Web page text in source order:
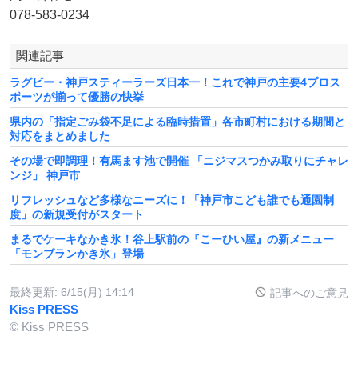
078-583-0234
関連記事
ラグビー・神戸スティーラーズ日本一！これで神戸の主要4プロス
ポーツが揃って優勝の快挙
県内の「指定ごみ袋不足による臨時措置」各市町村における期間と
対応をまとめました
その場で即調理！有馬ます池で開催 「ニジマスつかみ取りにチャレ
ンジ」 神戸市
リフレッシュなど多様なニーズに！「神戸市こども誰でも通園制
度」の新規受付がスタート
まるでケーキなかき氷！谷上駅前の『こーひい屋』の新メニュー
「モンブランかき氷」登場
最終更新: 6/15(月) 14:14 記事へのご意見
Kiss PRESS
© Kiss PRESS